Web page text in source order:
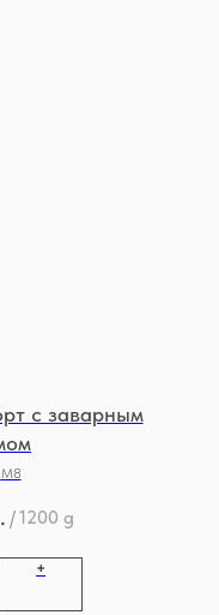
с заварным
М8
/1200 g
+